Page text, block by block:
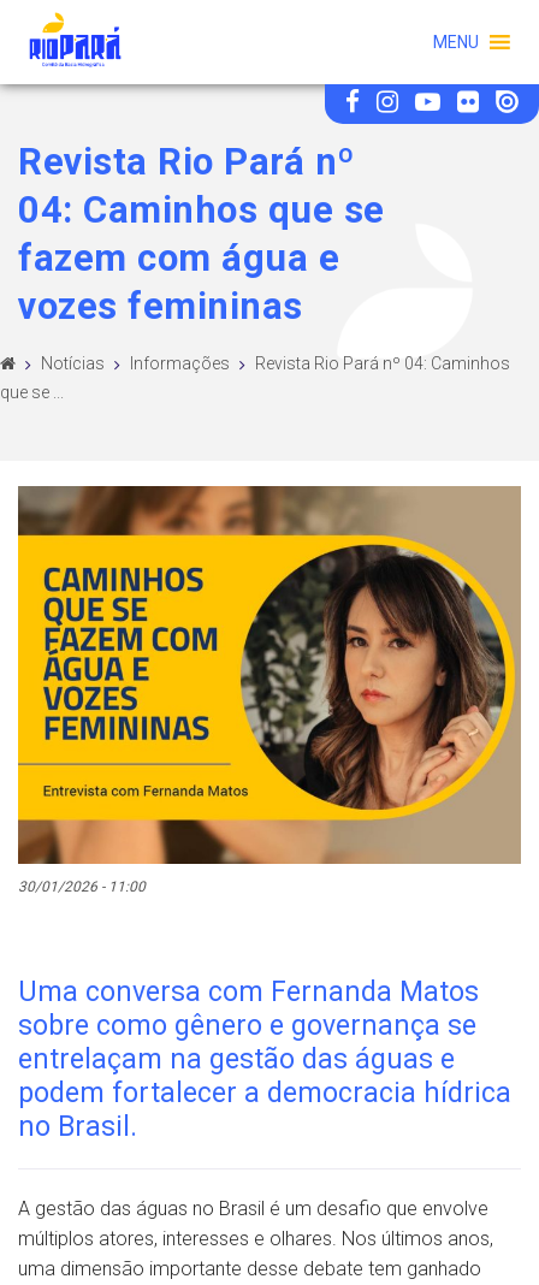
MENU
Revista Rio Pará nº
04: Caminhos que se
fazem com água e
vozes femininas
Notícias Informações
Revista Rio Pará nº 04: Caminhos
que se ...
30/01/2026 - 11:00
Uma conversa com Fernanda Matos
sobre como gênero e governança se
entrelaçam na gestão das águas e
podem fortalecer a democracia hídrica
no Brasil.
A gestão das águas no Brasil é um desafio que envolve
múltiplos atores, interesses e olhares. Nos últimos anos,
uma dimensão importante desse debate tem ganhado